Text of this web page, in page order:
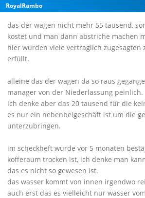
RoyalRambo
das der wagen nicht mehr 55 tausend,
kostet und man dann abstriche machen
hier wurden viele vertraglich zugesagten
erfüllt.
alleine das der wagen da so raus
manager von der Niederlassung peinlich.
ich denke aber das 20 tausend für die
es nur ein nebenbeigeschäft ist um die
unterzubringen.
im scheckheft wurde vor 5 monaten
kofferaum trocken ist, ich denke man
das es nicht so gewesen ist.
das wasser kommt von innen irgendwo
auch erst das es vielleicht nur wasser